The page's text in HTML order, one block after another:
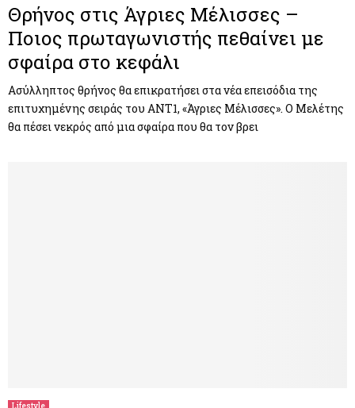
Θρήνος στις Άγριες Μέλισσες –
Ποιος πρωταγωνιστής πεθαίνει με
σφαίρα στο κεφάλι
Ασύλληπτος θρήνος θα επικρατήσει στα νέα επεισόδια της
επιτυχημένης σειράς του ΑΝΤ1, «Άγριες Μέλισσες». Ο Μελέτης
θα πέσει νεκρός από μια σφαίρα που θα τον βρει